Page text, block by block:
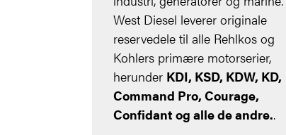
West Diesel leverer originale
reservedele til alle Rehlkos og
Kohlers primære motorserier,
herunder KDI, KSD, KDW, KD,
Command Pro, Courage,
Confidant og alle de andre..